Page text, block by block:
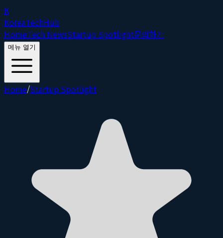
K
KoreaTechHub
HomeTech NewsStartup Spotlight문의하기
메뉴 열기
Home/Startup Spotlight